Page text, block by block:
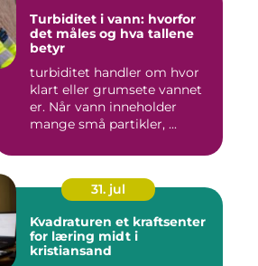
Turbiditet i vann: hvorfor
det måles og hva tallene
betyr
turbiditet handler om hvor
klart eller grumsete vannet
er. Når vann inneholder
mange små partikler, ...
31. jul
Kvadraturen et kraftsenter
for læring midt i
kristiansand